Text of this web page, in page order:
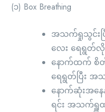
(၁) Box Breathing
အသက်ရှုသွင်းပ
လေး ရေရွတ်လို
နောက်ထက် စိတ်
ရေရွတ်ပြီး အ
နောက်ဆုံးအနေ
ရင်း အသက်ရှူ